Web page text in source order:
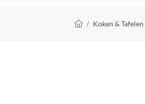
KruimelpadKoken & Tafelen